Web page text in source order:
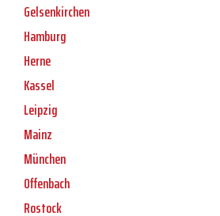
Gelsenkirchen
Hamburg
Herne
Kassel
Leipzig
Mainz
München
Offenbach
Rostock